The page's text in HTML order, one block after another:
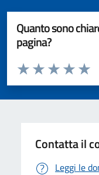
Quanto sono
pagina?
Valuta da 1 a 5 stelle la
Valuta 4
Valuta 3
Valuta 2 stelle
Valuta 1 stelle su 5
Contatta il
Leggi le